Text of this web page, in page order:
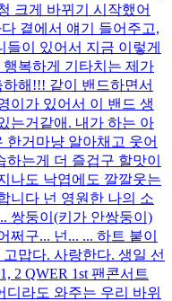
크게 바뀌기 시작했어
곁에서 얘기 들어주고,
이 있어서 지금 이렇게
복하게 기타치는 제가
해!!! 같이 밴드하면서
이가 있어서 이 밴드 생
는거같애. 내가 하는 아
거마냥 알아채고 웃어
는게 더 즐겁구 할맛이
나도 낙엽에도 깔깔웃는
니다 넌 영원한 나의 소
쌍둥이(키가 안쌍둥이)
구... 넌... ... 하트 붙이
맙다. 사랑한다. 생일 선
1, 2 QWER 1st 팬콘서트
라도 와주는 우리 바위